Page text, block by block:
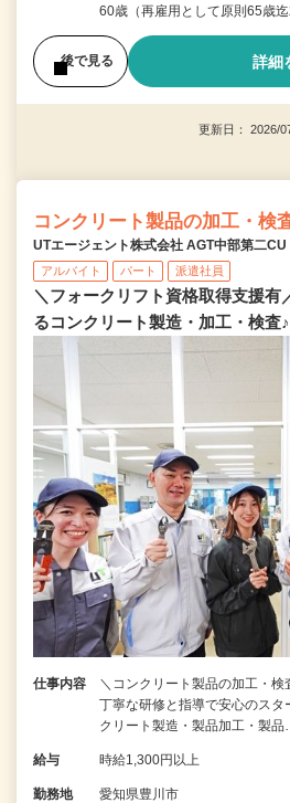
60歳（再雇用として原則65歳迄
後で見る 詳細
更新日： 2026/
コンクリート製品の加工・検
UTエージェント株式会社 AGT中部第二CU
アルバイト パート 派遣社員
＼フォークリフト資格取得支援有
るコンクリート製造・加工・検査♪
仕事内容
＼コンクリート製品の加工・
丁寧な研修と指導で安心のス
クリート製造・製品加工・製品…
給与 時給1,300円以上
勤務地 愛知県豊川市